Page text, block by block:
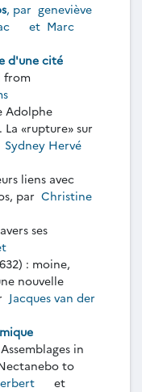
, par geneviève
et Marc
d'une cité
from
Adolphe
«rupture» sur
Sydney Hervé
liens avec
par Christine
ses
: moine,
nouvelle
Jacques van der
in
to
et